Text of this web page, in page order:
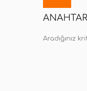
Aradığınız